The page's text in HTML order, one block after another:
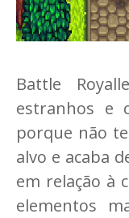
Battle
estranhos e
porque não
alvo e acaba
em relação à
elementos